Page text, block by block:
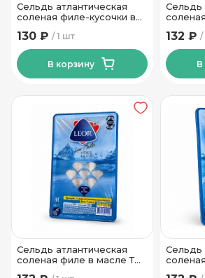
Сельдь атлантическая
соленая филе-кусочки в
1 шт
130 ₽
В корзину
Сельдь
132 ₽
В
Сельдь атлантическая
соленая филе в масле ТМ
Сельдь